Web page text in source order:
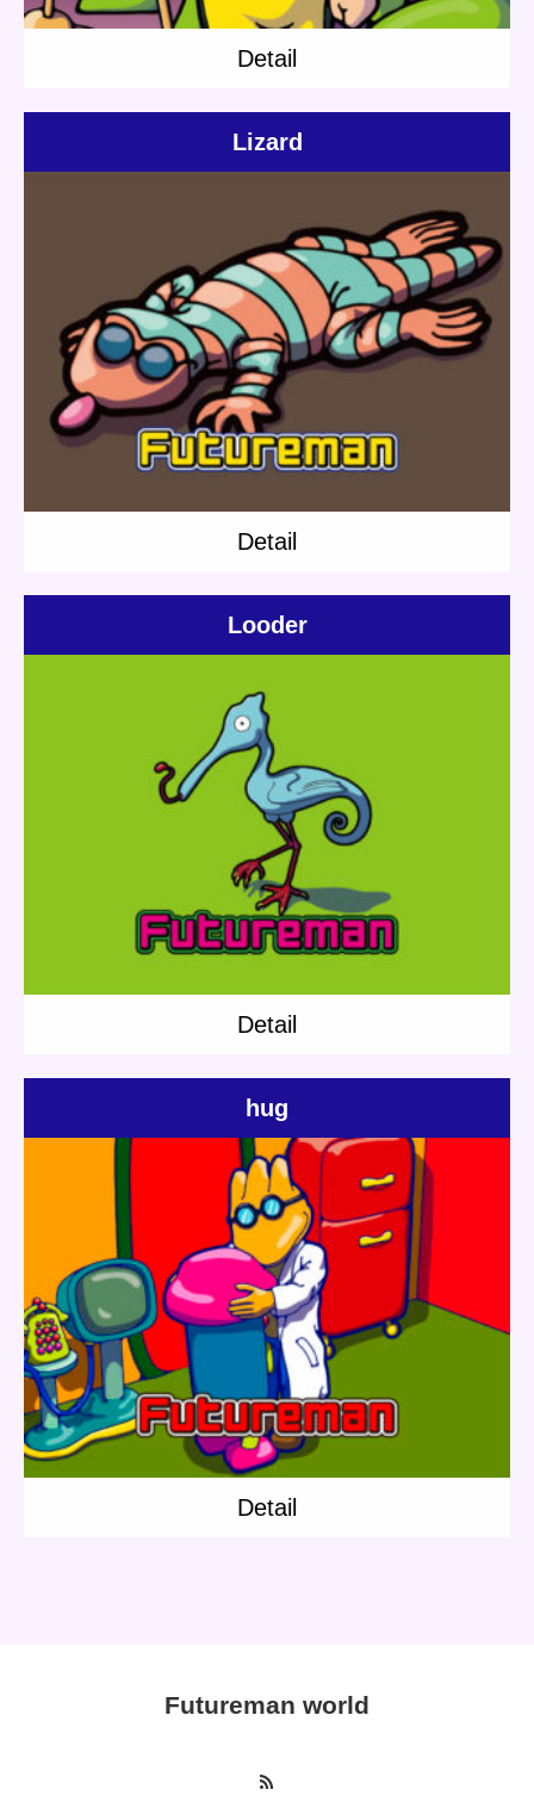
Detail
Lizard
Update:2020.03.07
Category:Others Short story Caveman
Detail
Detail
Looder
Update:2018.12.05
Category: Short story Planet Travel
Detail
hug
Update:2020.06.23
Category: Dr.Pirica Mushroom Robo Short story Mushroom Robo
Detail
Detail
Futureman world